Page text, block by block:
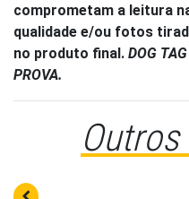
comprometam a leitura
qualidade e/ou fotos
no produto final. DOG
PROVA.